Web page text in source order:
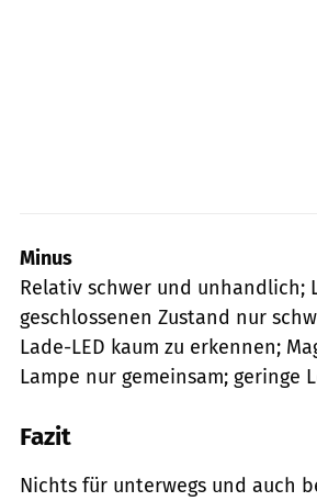
Minus
Relativ schwer und unhandlich;
geschlossenen Zustand nur
Lade-LED kaum zu erkennen;
Lampe nur gemeinsam; geringe
Fazit
Nichts für unterwegs und auch